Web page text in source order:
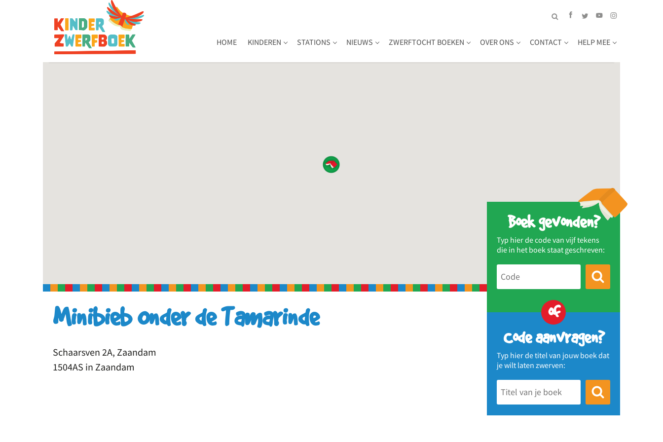
HOME KINDEREN STATIONS NIEUWS ZWERFTOCHT BOEKEN OVER ONS CONTACT HELP MEE
Boek gevonden?
Typ hier de code van vijf tekens
die in het boek staat geschreven:
of
Code aanvragen?
Typ hier de titel van jouw boek dat
je wilt laten zwerven:
Minibieb Onder de Tamarinde
Schaarsven 2A, Zaandam
1504AS in Zaandam